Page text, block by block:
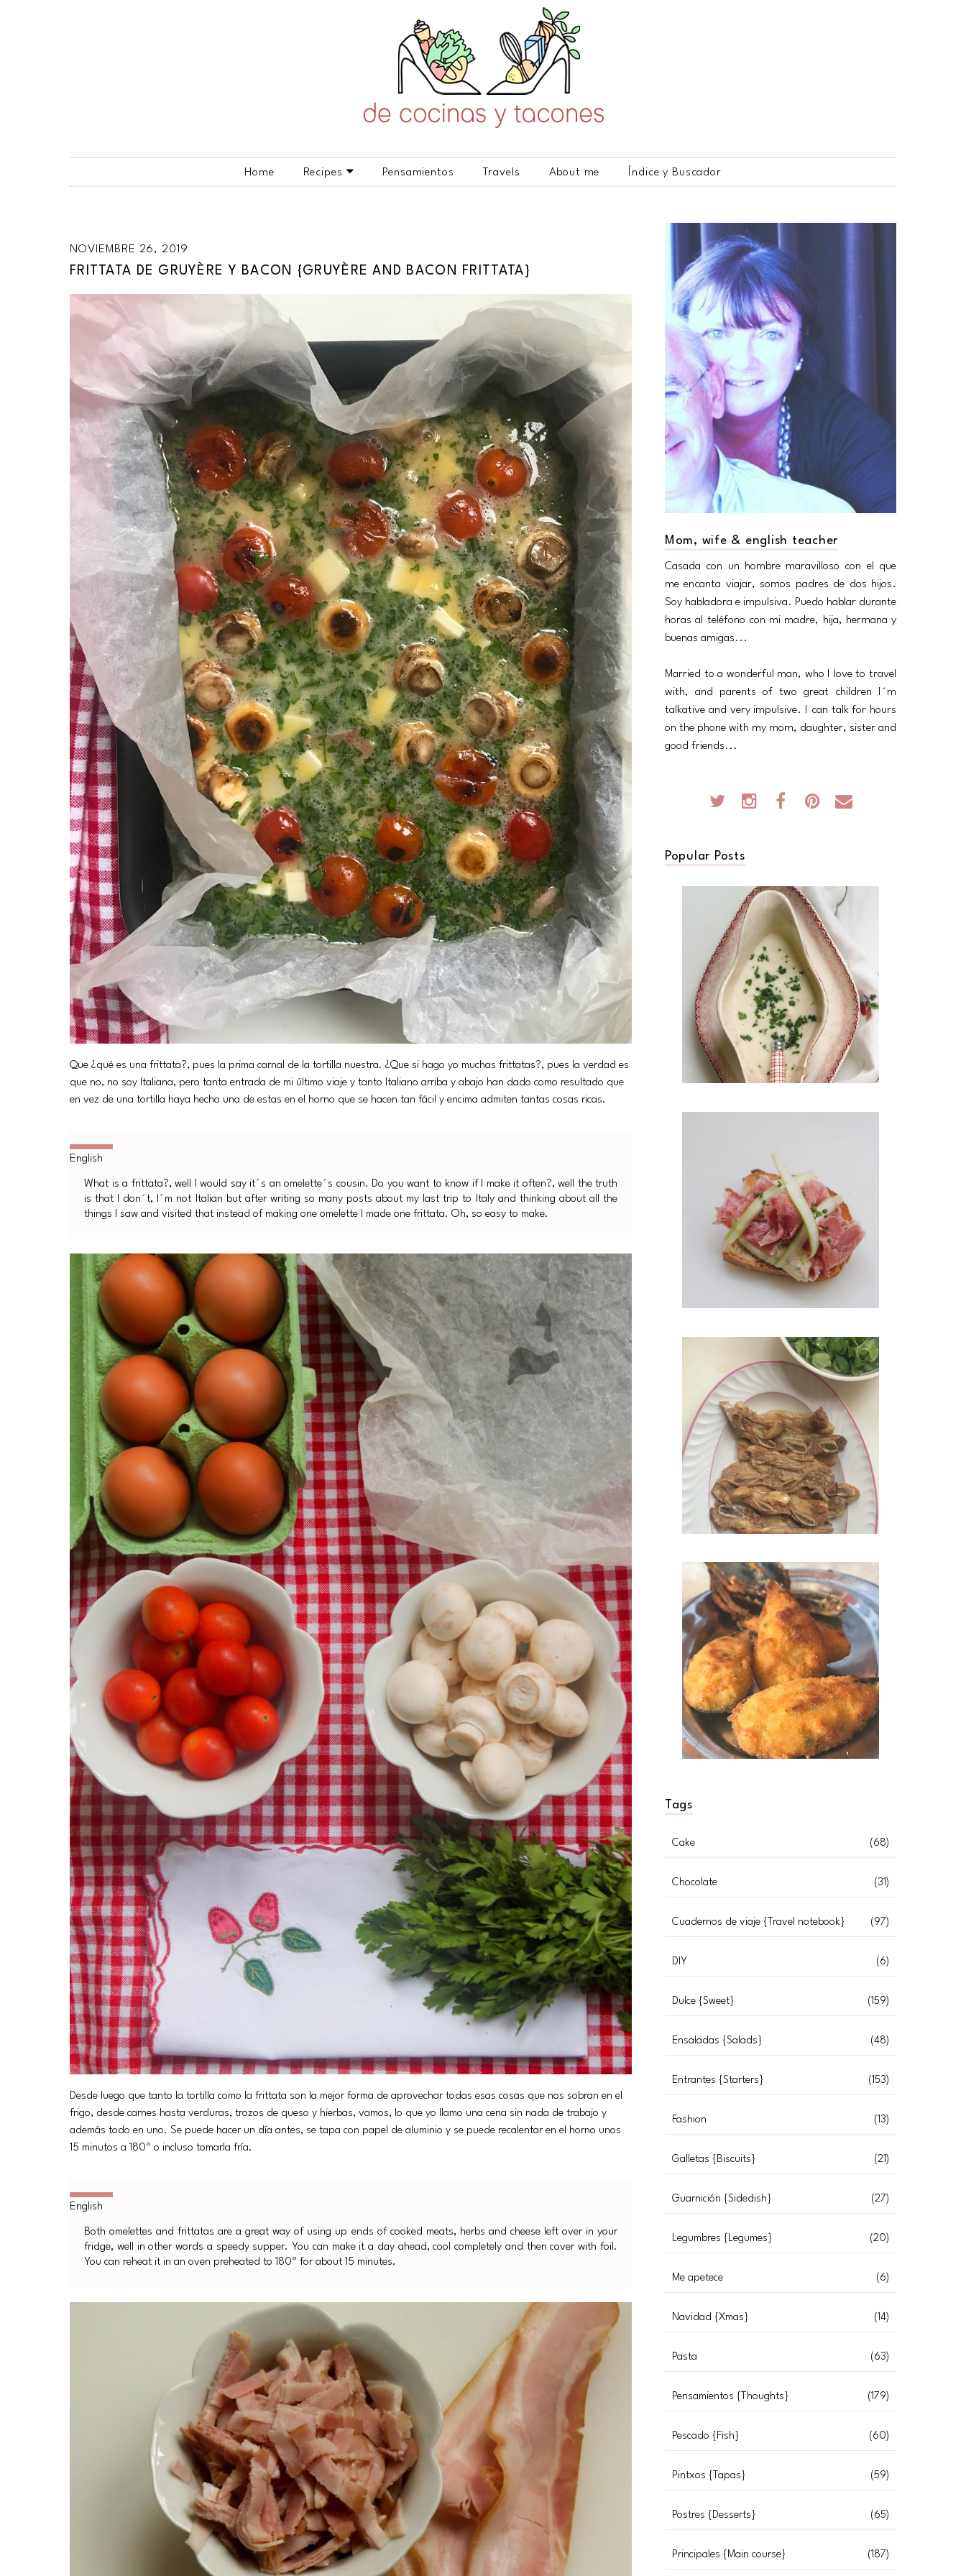
Home Recipes Pensamientos Travels About me Índice y Buscador
NOVIEMBRE 26, 2019
FRITTATA DE GRUYÈRE Y BACON {GRUYÈRE AND BACON FRITTATA}
Que ¿qué es una frittata?, pues la prima carnal de la tortilla nuestra. ¿Que si hago yo muchas frittatas?, pues la verdad es
que no, no soy Italiana, pero tanta entrada de mi último viaje y tanto Italiano arriba y abajo han dado como resultado que
en vez de una tortilla haya hecho una de estas en el horno que se hacen tan fácil y encima admiten tantas cosas ricas.
What is a frittata?, well I would say it´s an omelette´s cousin. Do you want to know if I make it often?, well the truth
is that I don´t, I´m not Italian but after writing so many posts about my last trip to Italy and thinking about all the
things I saw and visited that instead of making one omelette I made one frittata. Oh, so easy to make.
Desde luego que tanto la tortilla como la frittata son la mejor forma de aprovechar todas esas cosas que nos sobran en el
frigo, desde carnes hasta verduras, trozos de queso y hierbas, vamos, lo que yo llamo una cena sin nada de trabajo y
además todo en uno. Se puede hacer un día antes, se tapa con papel de aluminio y se puede recalentar en el horno unos
15 minutos a 180º o incluso tomarla fría.
Both omelettes and frittatas are a great way of using up ends of cooked meats, herbs and cheese left over in your
fridge, well in other words a speedy supper. You can make it a day ahead, cool completely and then cover with foil.
You can reheat it in an oven preheated to 180º for about 15 minutes.
Mom, wife & english teacher
Casada con un hombre maravilloso con el que
me encanta viajar, somos padres de dos hijos.
Soy habladora e impulsiva. Puedo hablar durante
horas al teléfono con mi madre, hija, hermana y
buenas amigas...
Married to a wonderful man, who I love to travel
with, and parents of two great children I´m
talkative and very impulsive. I can talk for hours
on the phone with my mom, daughter, sister and
good friends...
Popular Posts
Tags
Cake (68)
Chocolate (31)
Cuadernos de viaje {Travel notebook} (97)
DIY (6)
Dulce {Sweet} (159)
Ensaladas {Salads} (48)
Entrantes {Starters} (153)
Fashion (13)
Galletas {Biscuits} (21)
Guarnición {Sidedish} (27)
Legumbres {Legumes} (20)
Me apetece (6)
Navidad {Xmas} (14)
Pasta (63)
Pensamientos {Thoughts} (179)
Pescado {Fish} (60)
Pintxos {Tapas} (59)
Postres {Desserts} (65)
Principales {Main course} (187)